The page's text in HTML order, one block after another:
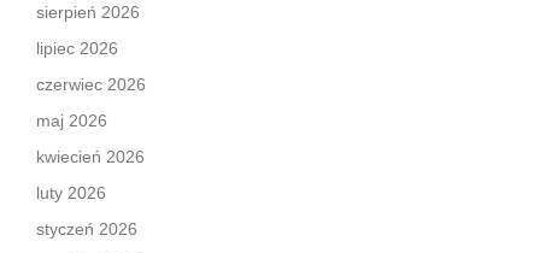
sierpień 2026
lipiec 2026
czerwiec 2026
maj 2026
kwiecień 2026
luty 2026
styczeń 2026